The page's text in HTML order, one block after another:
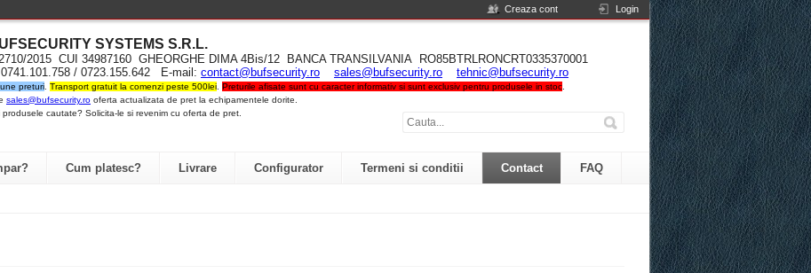
Creaza cont Login
SYSTEMS S.R.L.
2015 CUI 34987160 GHEORGHE DIMA 4Bis/12 BANCA TRANSILVANIA RO85BTRLRONCRT0335370001
/ 0723.155.642 E-mail: contact@bufsecurity.ro sales@bufsecurity.ro tehnic@bufsecurity.ro
preturi Transport gratuit la comenzi peste 500lei Preturile afisate sunt cu caracter informativ si sunt exclusiv pentru produsele in stoc
sales@bufsecurity.ro oferta actualizata de pret la echipamentele dorite.
produsele cautate? Solicita-le si revenim cu oferta de pret.
Cum platesc? Livrare Configurator Termeni si conditii Contact FAQ